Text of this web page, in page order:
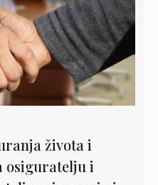
života i
osiguratelju i